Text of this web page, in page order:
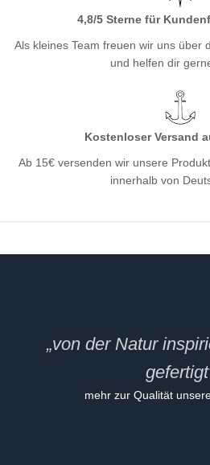
4,8/5 Sterne für
Als kleines Team freuen wir uns über
und helfen dir
Kostenloser Versand
Ab 15€ versenden wir unsere
innerhalb von
„von der Natur
mehr zur Qualität